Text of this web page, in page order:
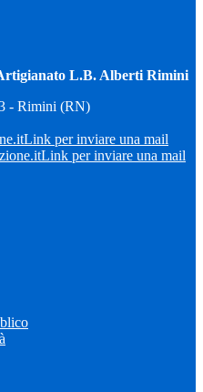
L.B. Alberti Rimini
- Rimini (RN)
Link per inviare una mail
Link per inviare una mail